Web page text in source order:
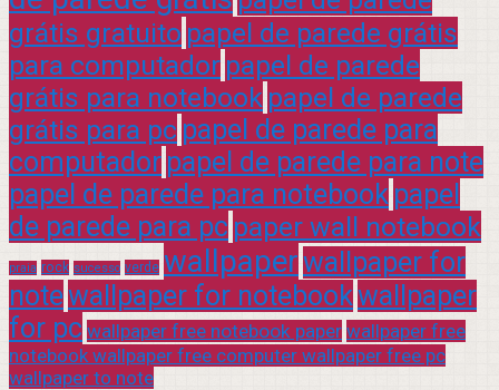
grátis gratuito papel de parede grátis
para computador papel de parede
grátis para notebook papel de parede
grátis para pc papel de parede para
computador papel de parede para note
papel de parede para notebook papel
de parede para pc paper wall notebook
praia rock sucesso verde wallpaperwallpaper for
notewallpaper for notebookwallpaper
for pc wallpaper free notebook paper wallpaper free
notebook wallpaper free computer wallpaper free pc
wallpaper to note